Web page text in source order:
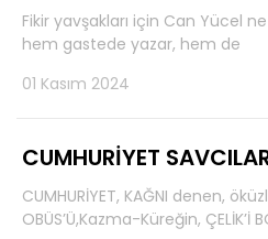
Fikir yavşakları için Can Yücel
hem gastede yazar, hem de
01 Kasım 2024
CUMHURİYET
CUMHURİYET, KAĞNI denen,
OBÜS’Ü,Kazma-Küreğin, ÇELİK’İ